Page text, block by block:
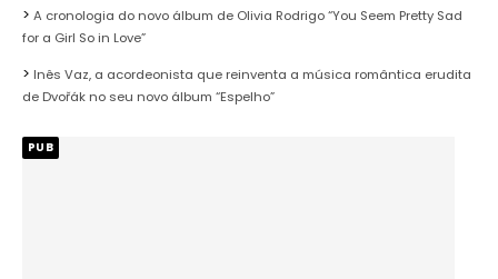
A cronologia do novo álbum de Olivia Rodrigo “You Seem Pretty Sad
for a Girl So in Love”
Inês Vaz, a acordeonista que reinventa a música romântica erudita
de Dvořák no seu novo álbum “Espelho”
PUB